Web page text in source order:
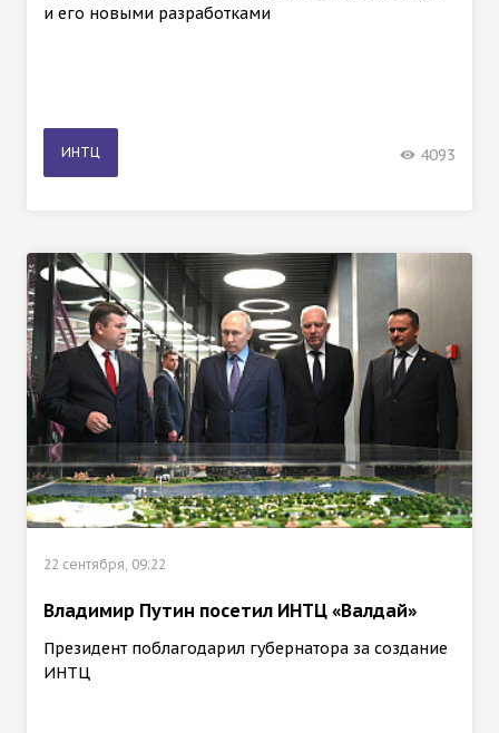
и его новыми разработками
ИНТЦ 4093
22 сентября, 09:22
Владимир Путин посетил ИНТЦ «Валдай»
Президент поблагодарил губернатора за создание
ИНТЦ